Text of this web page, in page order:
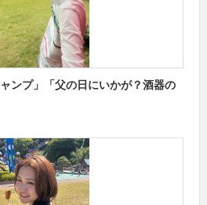
ンプ」「父の日にいかが？酒器の